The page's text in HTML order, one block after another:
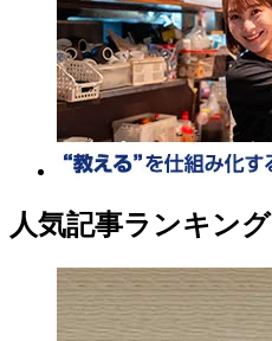
人気記事ランキング